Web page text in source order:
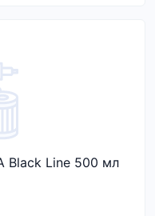
Black Line 500 мл